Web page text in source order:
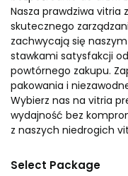
Nasza prawdziwa
skutecznego
zachwycają się
stawkami satysfakcji
powtórnego zakupu.
pakowania i
Wybierz nas na vitria
wydajność bez
z naszych niedrogich
Select Package